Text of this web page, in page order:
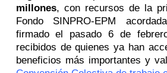
millones, con recursos de la
Fondo SINPRO-EPM
firmado el pasado 6 de
recibidos de quienes ya han
beneficios más importantes y